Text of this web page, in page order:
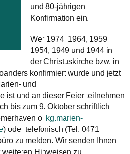
und 80-jährigen
Konfirmation ein.
Wer 1974, 1964, 1959,
1954, 1949 und 1944 in
der Christuskirche bzw. in
konfirmiert wurde und jetzt
und
ist und an dieser Feier teilnehmen
bis zum 9. Oktober schriftlich
o. kg.marien-
) oder telefonisch (Tel. 0471
zu melden. Wir senden Ihnen
Hinweisen zu.